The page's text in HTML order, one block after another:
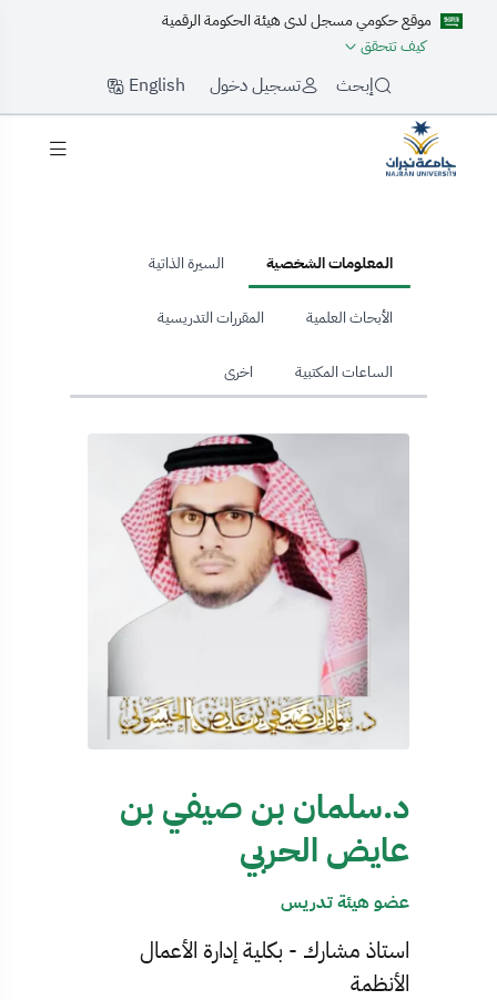
موقع حكومي مسجل لدى هيئة الحكومة الرقمية
كيف تتحقق
إبحث تسجيل دخول English
المعلومات الشخصية السيرة الذاتية
الأبحاث العلمية المقررات التدريسية
الساعات المكتبية اخرى
د.سلمان بن صيفي بن
عايض الحربي
عضو هيئة تدريس
استاذ مشارك - بكلية إدارة الأعمال
الأنظمة